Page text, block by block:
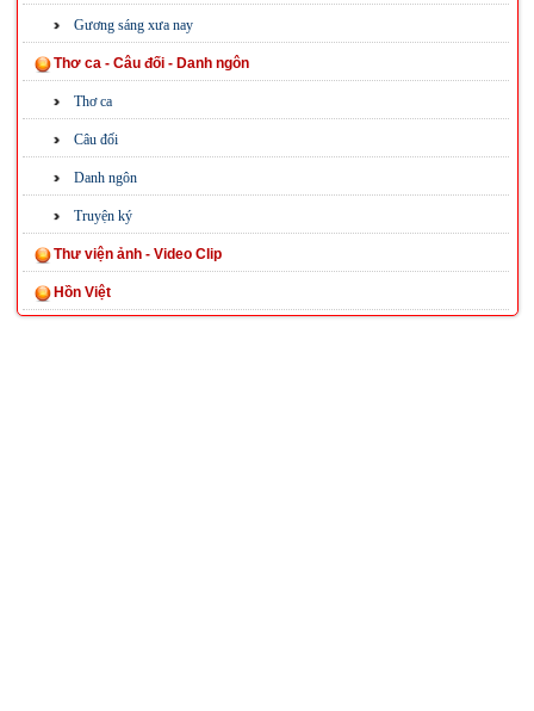
Gương sáng xưa nay
Thơ ca - Câu đối - Danh ngôn
Thơ ca
Câu đối
Danh ngôn
Truyện ký
Thư viện ảnh - Video Clip
Hồn Việt